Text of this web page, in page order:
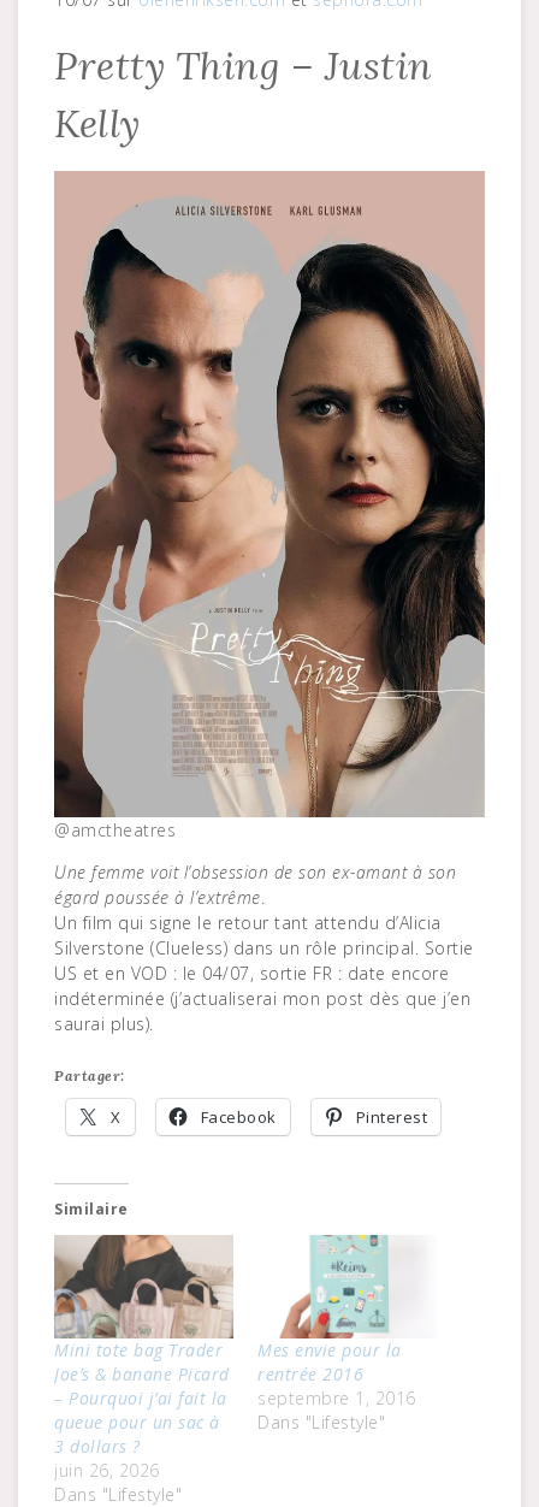
Pretty Thing – Justin
Kelly
@amctheatres
Une femme voit l’obsession de son ex-amant à son
égard poussée à l’extrême.
Un film qui signe le retour tant attendu d’Alicia
Silverstone (Clueless) dans un rôle principal. Sortie
US et en VOD : le 04/07, sortie FR : date encore
indéterminée (j’actualiserai mon post dès que j’en
saurai plus).
Partager:
X Facebook Pinterest
Similaire
Mini tote bag Trader
Joe’s & banane Picard
– Pourquoi j’ai fait la
queue pour un sac à
3 dollars ?
juin 26, 2026
Dans "Lifestyle"
Mes envie pour la
rentrée 2016
septembre 1, 2016
Dans "Lifestyle"